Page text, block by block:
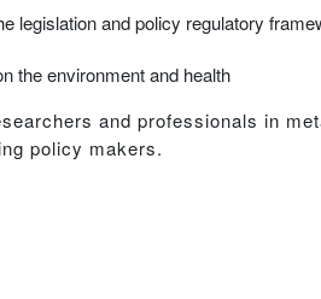
legislation and policy regulatory
the environment and health
and professionals in
policy makers.